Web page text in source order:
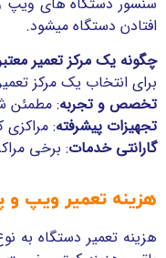
افتادن دستگاه میشود.
چگونه یک مرکز تعمیر
برای انتخاب یک مرکز
تخصص و تجربه: مطمئن
تجهیزات پیشرفته: مراکزی
گارانتی خدمات: برخی
هزینه تعمیر ویپ
هزینه تعمیر دستگاه به